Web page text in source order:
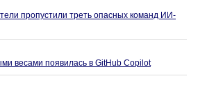
пропустили треть опасных команд ИИ-
весами появилась в GitHub Copilot